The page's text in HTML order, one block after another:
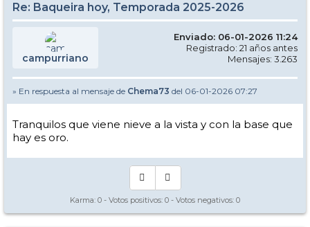
Re: Baqueira hoy, Temporada 2025-2026
campurriano
Enviado: 06-01-2026 11:24
Registrado: 21 años antes
Mensajes: 3.263
» En respuesta al mensaje de Chema73 del 06-01-2026 07:27
Tranquilos que viene nieve a la vista y con la base que
hay es oro.
Karma: 0 - Votos positivos: 0 - Votos negativos: 0